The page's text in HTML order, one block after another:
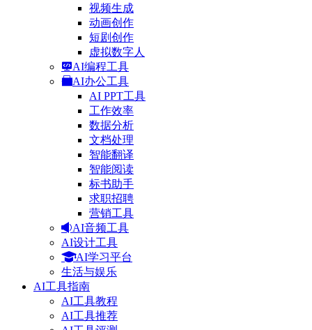
视频生成
动画创作
短剧创作
虚拟数字人
AI编程工具
AI办公工具
AI PPT工具
工作效率
数据分析
文档处理
智能翻译
智能阅读
标书助手
求职招聘
营销工具
AI音频工具
AI设计工具
AI学习平台
生活与娱乐
AI工具指南
AI工具教程
AI工具推荐